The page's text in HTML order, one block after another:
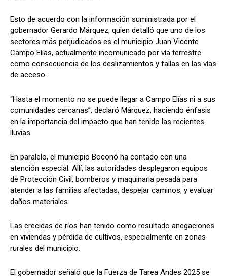
Esto de acuerdo con la información suministrada por el
gobernador Gerardo Márquez, quien detalló que uno de los
sectores más perjudicados es el municipio Juan Vicente
Campo Elías, actualmente incomunicado por vía terrestre
como consecuencia de los deslizamientos y fallas en las vías
de acceso.
“Hasta el momento no se puede llegar a Campo Elías ni a sus
comunidades cercanas”, declaró Márquez, haciendo énfasis
en la importancia del impacto que han tenido las recientes
lluvias.
En paralelo, el municipio Boconó ha contado con una
atención especial. Allí, las autoridades desplegaron equipos
de Protección Civil, bomberos y maquinaria pesada para
atender a las familias afectadas, despejar caminos, y evaluar
daños materiales.
Las crecidas de ríos han tenido como resultado anegaciones
en viviendas y pérdida de cultivos, especialmente en zonas
rurales del municipio.
El gobernador señaló que la Fuerza de Tarea Andes 2025 se